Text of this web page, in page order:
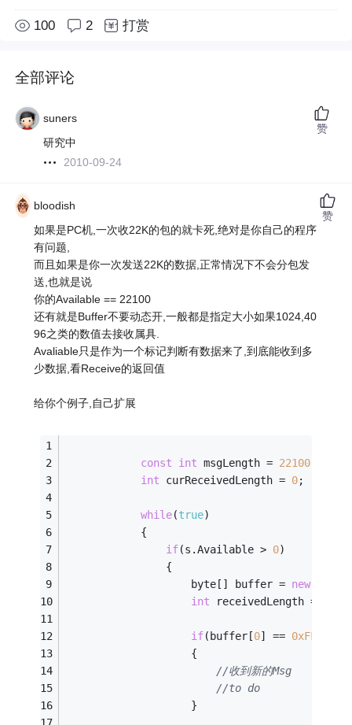
100 2 打赏
全部评论
suners
研究中
2010-09-24
赞
bloodish
如果是PC机,一次收22K的包的就卡死,绝对是你自己的程序
有问题,
而且如果是你一次发送22K的数据,正常情况下不会分包发
送,也就是说
你的Available == 22100
还有就是Buffer不要动态开,一般都是指定大小如果1024,40
96之类的数值去接收属具.
Avaliable只是作为一个标记判断有数据来了,到底能收到多
少数据,看Receive的返回值
给你个例子,自己扩展
const int msgLength = 22100
int curReceivedLength = 0;
while(true)
            {
if(s.Available > 0)
                {
                    byte[] buffer =
new
int receivedLength =
if(buffer[0] == 0xFF
                    {
//收到新的Msg
//to do
                    }
赞